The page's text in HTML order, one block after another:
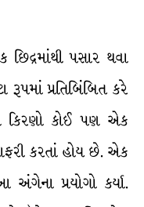
છિદ્રમાંથી પસાર થવા
પ્રતિબિંબિત કરે
કોઈ પણ એક
કરતાં હોય છે. એક
પ્રયોગો કર્યા.